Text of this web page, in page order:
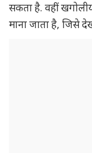
सकता है. वहीं
माना जाता है, जिसे